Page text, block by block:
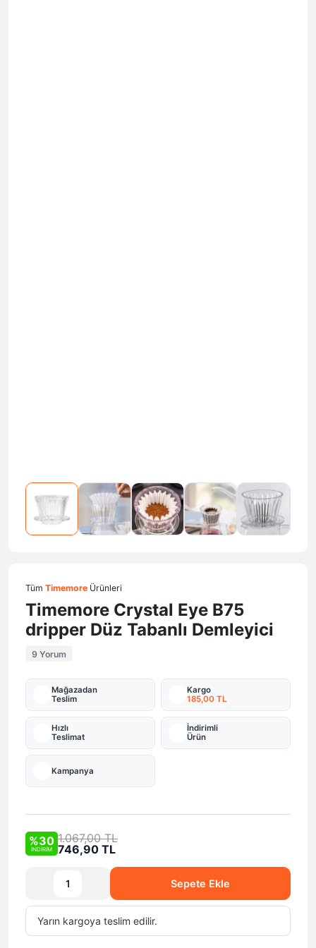
Tüm Timemore Ürünleri
Timemore Crystal Eye B75
dripper Düz Tabanlı Demleyici
9 Yorum
Mağazadan
Teslim
Kargo
185,00 TL
Hızlı
Teslimat
İndirimli
Ürün
Kampanya
%30
İNDİRİM
1.067,00 TL
746,90 TL
Sepete Ekle
Yarın kargoya teslim edilir.